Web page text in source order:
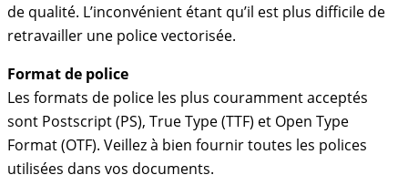
de qualité. L’inconvénient étant qu’il est plus difficile de
retravailler une police vectorisée.
Format de police
Les formats de police les plus couramment acceptés
sont Postscript (PS), True Type (TTF) et Open Type
Format (OTF). Veillez à bien fournir toutes les polices
utilisées dans vos documents.